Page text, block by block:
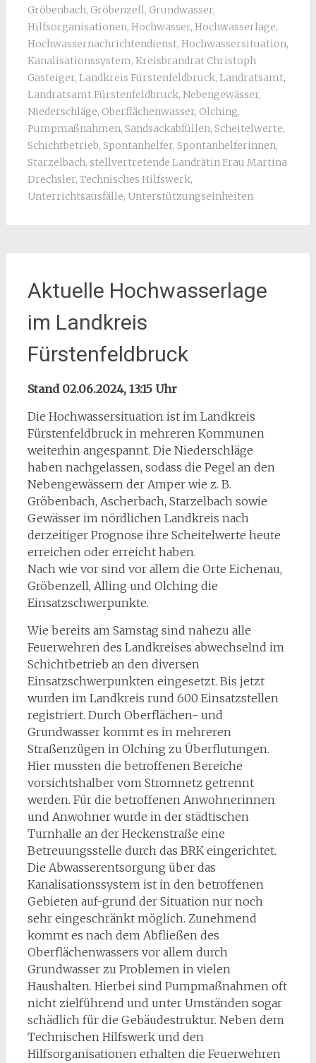
Gröbenbach, Gröbenzell, Grundwasser,
Hilfsorganisationen, Hochwasser, Hochwasserlage,
Hochwassernachrichtendienst, Hochwassersituation,
Kanalisationssystem, Kreisbrandrat Christoph
Gasteiger, Landkreis Fürstenfeldbruck, Landratsamt,
Landratsamt Fürstenfeldbruck, Nebengewässer,
Niederschläge, Oberflächenwasser, Olching,
Pumpmaßnahmen, Sandsackabfüllen, Scheitelwerte,
Schichtbetrieb, Spontanhelfer, Spontanhelferinnen,
Starzelbach, stellvertretende Landrätin Frau Martina
Drechsler, Technisches Hilfswerk,
Unterrichtsausfälle, Unterstützungseinheiten
Aktuelle Hochwasserlage
im Landkreis
Fürstenfeldbruck
Stand 02.06.2024, 13:15 Uhr
Die Hochwassersituation ist im Landkreis
Fürstenfeldbruck in mehreren Kommunen
weiterhin angespannt. Die Niederschläge
haben nachgelassen, sodass die Pegel an den
Nebengewässern der Amper wie z. B.
Gröbenbach, Ascherbach, Starzelbach sowie
Gewässer im nördlichen Landkreis nach
derzeitiger Prognose ihre Scheitelwerte heute
erreichen oder erreicht haben.
Nach wie vor sind vor allem die Orte Eichenau,
Gröbenzell, Alling und Olching die
Einsatzschwerpunkte.
Wie bereits am Samstag sind nahezu alle
Feuerwehren des Landkreises abwechselnd im
Schichtbetrieb an den diversen
Einsatzschwerpunkten eingesetzt. Bis jetzt
wurden im Landkreis rund 600 Einsatzstellen
registriert. Durch Oberflächen- und
Grundwasser kommt es in mehreren
Straßenzügen in Olching zu Überflutungen.
Hier mussten die betroffenen Bereiche
vorsichtshalber vom Stromnetz getrennt
werden. Für die betroffenen Anwohnerinnen
und Anwohner wurde in der städtischen
Turnhalle an der Heckenstraße eine
Betreuungsstelle durch das BRK eingerichtet.
Die Abwasserentsorgung über das
Kanalisationssystem ist in den betroffenen
Gebieten auf-grund der Situation nur noch
sehr eingeschränkt möglich. Zunehmend
kommt es nach dem Abfließen des
Oberflächenwassers vor allem durch
Grundwasser zu Problemen in vielen
Haushalten. Hierbei sind Pumpmaßnahmen oft
nicht zielführend und unter Umständen sogar
schädlich für die Gebäudestruktur. Neben dem
Technischen Hilfswerk und den
Hilfsorganisationen erhalten die Feuerwehren